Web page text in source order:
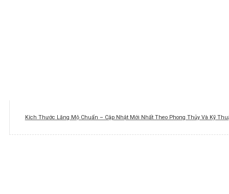
Kích Thước Lăng Mộ Chuẩn – Cập Nhật Mới Nhất Theo Phong Thủy Và Kỹ